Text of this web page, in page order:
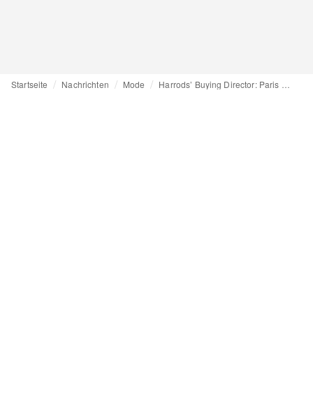
Startseite Nachrichten Mode